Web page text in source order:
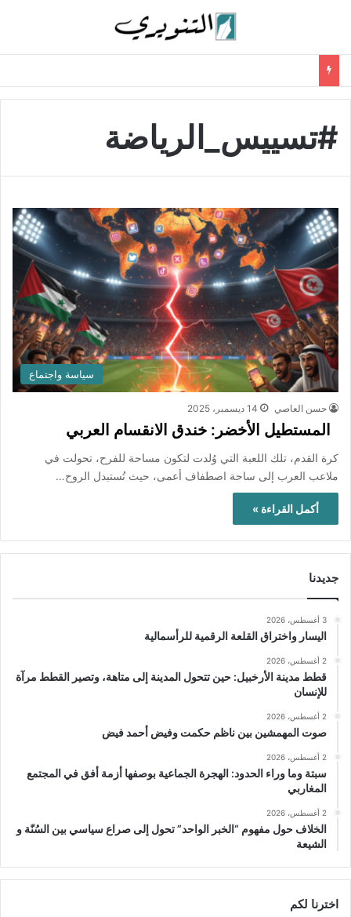
#تسييس_الرياضة
سياسة واجتماع
حسن العاصي 14 ديسمبر، 2025
المستطيل الأخضر: خندق الانقسام العربي
كرة القدم، تلك اللعبة التي وُلدت لتكون مساحة للفرح، تحولت في
ملاعب العرب إلى ساحة اصطفاف أعمى، حيث تُستبدل الروح…
أكمل القراءة »
جديدنا
3 أغسطس، 2026
اليسار واختراق القلعة الرقمية للرأسمالية
2 أغسطس، 2026
قطط مدينة الأرخبيل: حين تتحول المدينة إلى متاهة، وتصير القطط مرآة
للإنسان
2 أغسطس، 2026
صوت المهمشين بين ناظم حكمت وفيض أحمد فيض
2 أغسطس، 2026
سبتة وما وراء الحدود: الهجرة الجماعية بوصفها أزمة أفق في المجتمع
المغاربي
2 أغسطس، 2026
الخلاف حول مفهوم “الخبر الواحد” تحول إلى صراع سياسي بين السُنّة و
الشيعة
اخترنا لكم